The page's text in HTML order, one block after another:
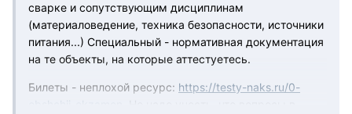
сварке и сопутствующим дисциплинам
(материаловедение, техника безопасности, источники
питания...) Специальный - нормативная документация
на те объекты, на которые аттестуетесь.
Билеты - неплохой ресурс: https://testy-naks.ru/0-